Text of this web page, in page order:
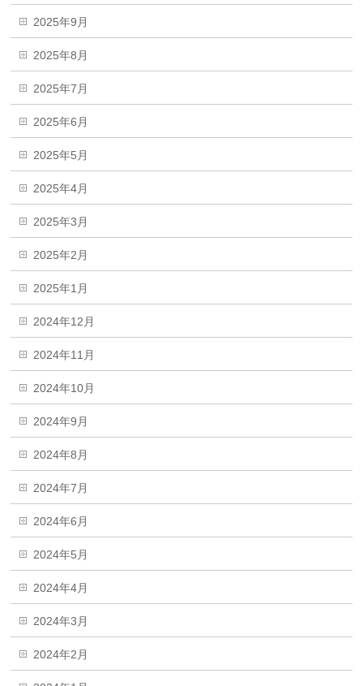
2025年9月
2025年8月
2025年7月
2025年6月
2025年5月
2025年4月
2025年3月
2025年2月
2025年1月
2024年12月
2024年11月
2024年10月
2024年9月
2024年8月
2024年7月
2024年6月
2024年5月
2024年4月
2024年3月
2024年2月